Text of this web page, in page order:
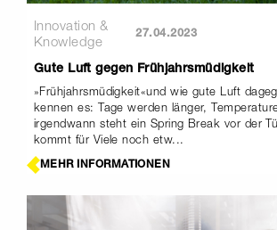
Innovation &
Knowledge
27.04.2023
Gute Luft gegen Frühjahrsmüdigkeit
»Frühjahrsmüdigkeit«und wie gute Luft
kennen es: Tage werden länger,
irgendwann steht ein Spring Break vor der
kommt für Viele noch etw...
MEHR INFORMATIONEN